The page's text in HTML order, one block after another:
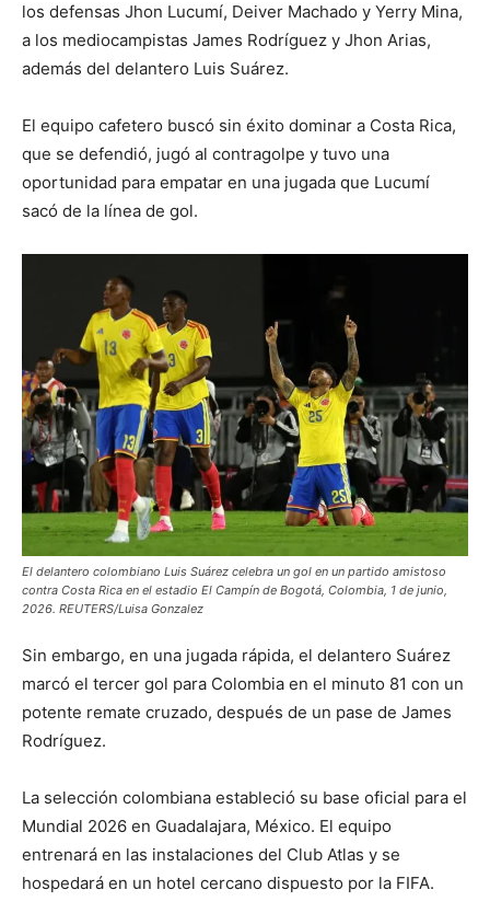
los defensas Jhon Lucumí, Deiver Machado y Yerry Mina,
a los mediocampistas James Rodríguez y Jhon Arias,
además del delantero Luis Suárez.
El equipo cafetero buscó sin éxito dominar a Costa Rica,
que se defendió, jugó al contragolpe y tuvo una
oportunidad para empatar en una jugada que Lucumí
sacó de la ‌línea de gol.
El delantero colombiano Luis Suárez celebra un gol en un partido amistoso
contra Costa Rica en el estadio El Campín de Bogotá, Colombia, 1 de junio,
2026. REUTERS/Luisa Gonzalez
Sin embargo, en una jugada rápida, el delantero Suárez
marcó ​el tercer gol para Colombia en el minuto 81 con un
potente remate ​cruzado, después de un pase de James
Rodríguez.
La selección ​colombiana estableció su base oficial para el
Mundial 2026 en Guadalajara, México. El equipo
entrenará en las ‌instalaciones del Club Atlas y se
hospedará en un ​hotel cercano dispuesto por la ​FIFA.